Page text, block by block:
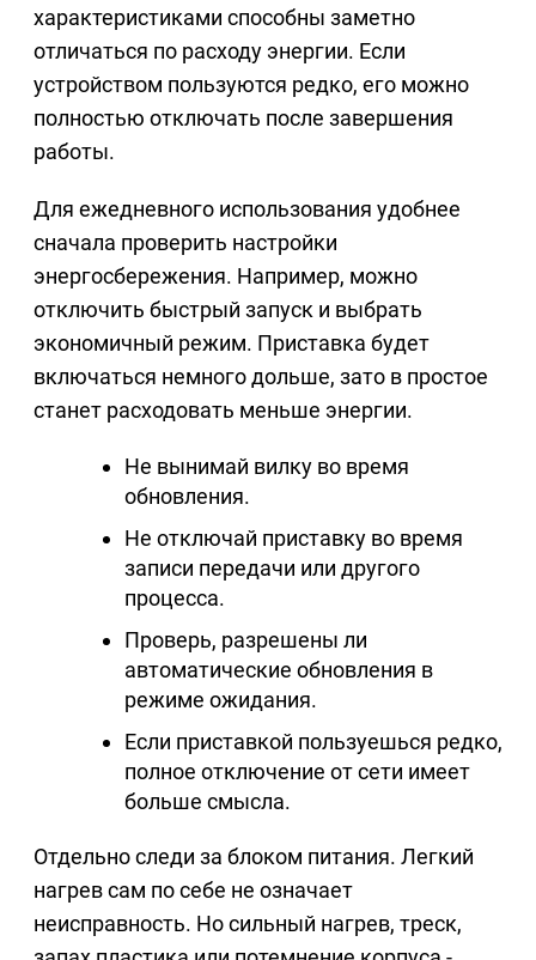
характеристиками способны заметно
отличаться по расходу энергии. Если
устройством пользуются редко, его можно
полностью отключать после завершения
работы.
Для ежедневного использования удобнее
сначала проверить настройки
энергосбережения. Например, можно
отключить быстрый запуск и выбрать
экономичный режим. Приставка будет
включаться немного дольше, зато в простое
станет расходовать меньше энергии.
Не вынимай вилку во время
обновления.
Не отключай приставку во время
записи передачи или другого
процесса.
Проверь, разрешены ли
автоматические обновления в
режиме ожидания.
Если приставкой пользуешься редко,
полное отключение от сети имеет
больше смысла.
Отдельно следи за блоком питания. Легкий
нагрев сам по себе не означает
неисправность. Но сильный нагрев, треск,